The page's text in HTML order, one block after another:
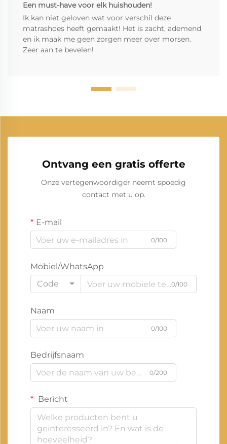
Een must-have voor elk huishouden!
Ik kan niet geloven wat voor verschil deze
matrashoes heeft gemaakt! Het is zacht, ademend
en ik maak me geen zorgen meer over morsen.
Zeer aan te bevelen!
Ontvang een gratis offerte
Onze vertegenwoordiger neemt spoedig
contact met u op.
E-mail
0/100
Mobiel/WhatsApp
Code
0/100
Naam
0/100
Bedrijfsnaam
0/200
Bericht